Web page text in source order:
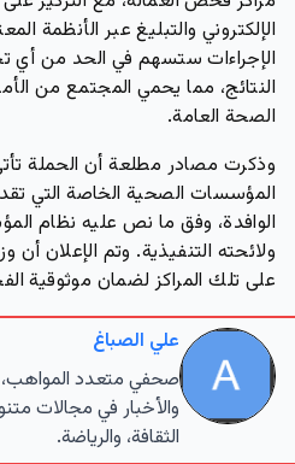
الإلكتروني والتبليغ عبر الأنظمة
الإجراءات ستسهم في الحد من أي
النتائج، مما يحمي المجتمع من
الصحة العامة.
وذكرت مصادر مطلعة أن الحملة
المؤسسات الصحية الخاصة التي
الوافدة، وفق ما نص عليه نظام
ولائحته التنفيذية. وتم الإعلان أن
على تلك المراكز لضمان موثوقية
علي الصباغ
صحفي متعدد المواهب،
والأخبار في مجالات
الثقافة، والرياضة.